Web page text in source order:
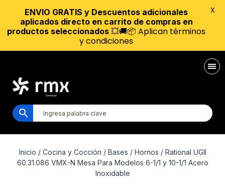
Inicio / Cocina y Cocción / Bases / Hornos / Rational UGII
60.31.086 VMX-N Mesa Para Modelos 6-1/1 y 10-1/1 Acero
Inoxidable
ENVIO GRATIS y Descuentos adicionales
aplicados directo en carrito de compras en
productos seleccionados 💥🚚📦 Aplican términos
y condiciones
X